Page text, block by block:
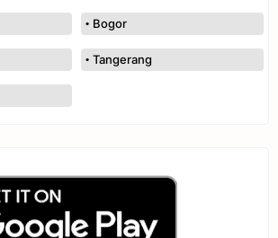
Bogor
Tangerang